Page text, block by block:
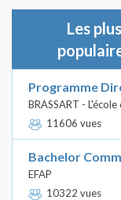
Les plus
Programme
BRASSART -
11606 vues
Bachelor
EFAP
10322 vues